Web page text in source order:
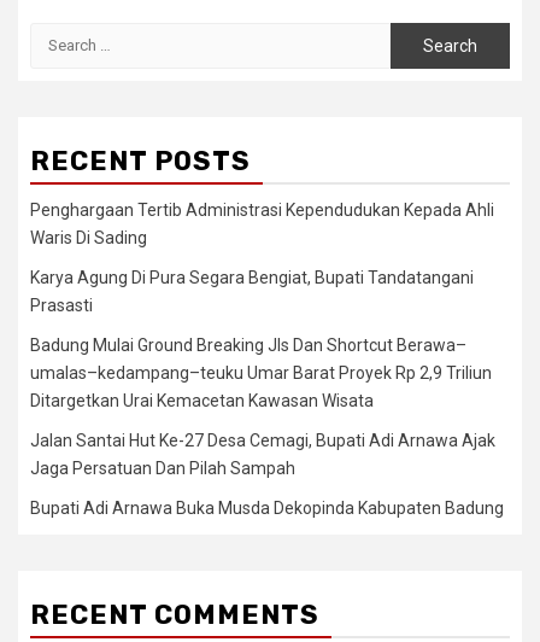
RECENT POSTS
Penghargaan Tertib Administrasi Kependudukan Kepada Ahli
Waris Di Sading
Karya Agung Di Pura Segara Bengiat, Bupati Tandatangani
Prasasti
Badung Mulai Ground Breaking Jls Dan Shortcut Berawa–
umalas–kedampang–teuku Umar Barat Proyek Rp 2,9 Triliun
Ditargetkan Urai Kemacetan Kawasan Wisata
Jalan Santai Hut Ke-27 Desa Cemagi, Bupati Adi Arnawa Ajak
Jaga Persatuan Dan Pilah Sampah
Bupati Adi Arnawa Buka Musda Dekopinda Kabupaten Badung
RECENT COMMENTS